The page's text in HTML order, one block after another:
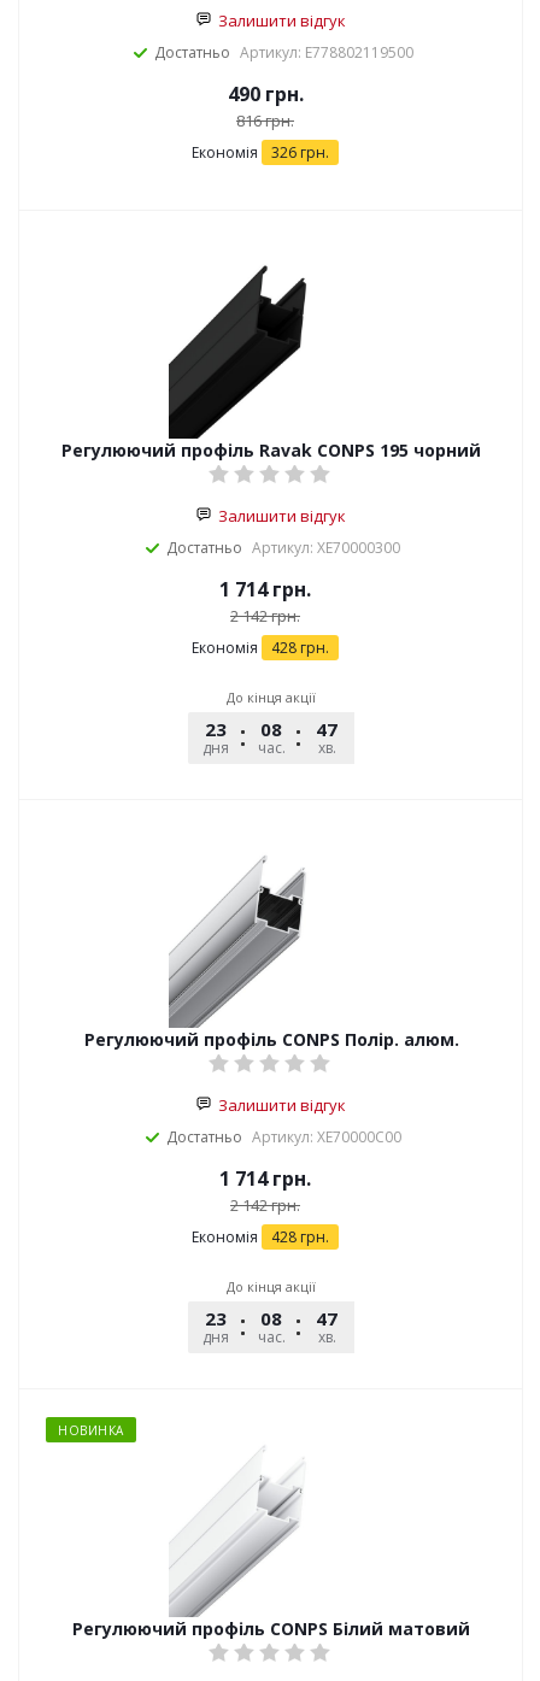
Залишити відгук
Достатньо Артикул: E778802119500
490грн.
816грн.
Економія 326 грн.
Регулюючий профіль Ravak CONPS 195 чорний
Залишити відгук
Достатньо Артикул: XE70000300
1 714грн.
2 142грн.
Економія 428 грн.
До кінця акції
23
дня
08
час.
47
хв.
Регулюючий профіль CONPS Полір. алюм.
Залишити відгук
Достатньо Артикул: XE70000C00
1 714грн.
2 142грн.
Економія 428 грн.
До кінця акції
23
дня
08
час.
47
хв.
НОВИНКА
Регулюючий профіль CONPS Білий матовий